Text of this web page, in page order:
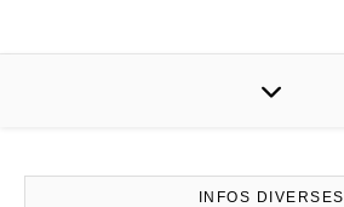
INFOS DIVERSES